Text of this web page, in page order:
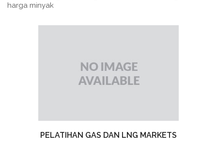
harga minyak
PELATIHAN GAS DAN LNG MARKETS